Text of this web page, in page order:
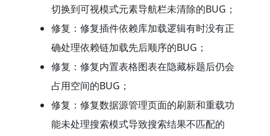
切换到可视模式元素导航栏未清除的BUG；
修复：修复插件依赖库加载逻辑有时没有正
确处理依赖链加载先后顺序的BUG；
修复：修复内置表格图表在隐藏标题后仍会
占用空间的BUG；
修复：修复数据源管理页面的刷新和重载功
能未处理搜索模式导致搜索结果不匹配的